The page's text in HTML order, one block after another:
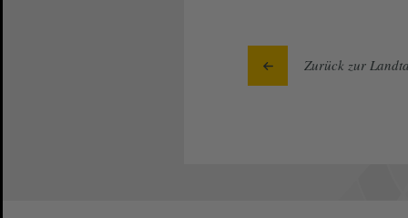
Zurück zur